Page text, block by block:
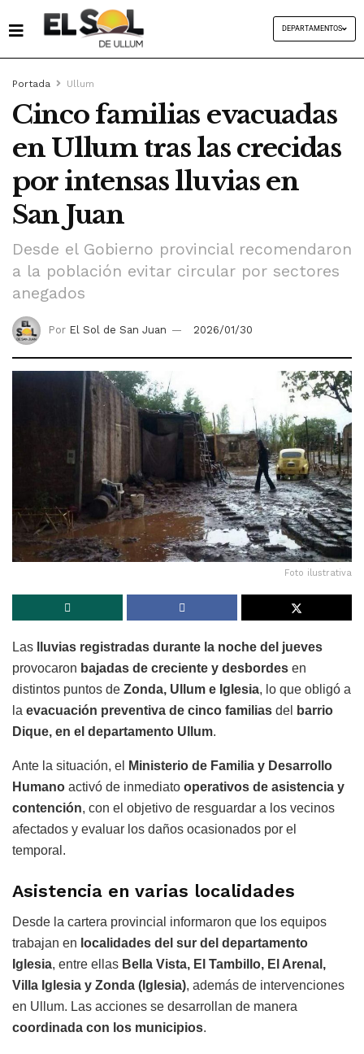
DEPARTAMENTOS
Portada Ullum
Cinco familias evacuadas
en Ullum tras las crecidas
por intensas lluvias en
San Juan
Desde el Gobierno provincial recomendaron
a la población evitar circular por sectores
anegados
Por El Sol de San Juan 2026/01/30
Foto ilustrativa
Las
lluvias registradas durante la noche del jueves
provocaron bajadas de creciente y desbordes en
distintos puntos de Zonda, Ullum e Iglesia, lo que obligó a
la evacuación preventiva de cinco familias del
barrio
Dique, en el departamento Ullum.
Ante la situación, el
Ministerio de Familia y Desarrollo
Humano activó de inmediato operativos de asistencia y
contención, con el objetivo de resguardar a los vecinos
afectados y evaluar los daños ocasionados por el
temporal.
Asistencia en varias localidades
Desde la cartera provincial informaron que los equipos
trabajan en localidades del sur del departamento
Iglesia, entre ellas Bella Vista, El Tambillo, El Arenal,
Villa Iglesia y Zonda (Iglesia), además de intervenciones
en Ullum. Las acciones se desarrollan de manera
coordinada con los municipios.